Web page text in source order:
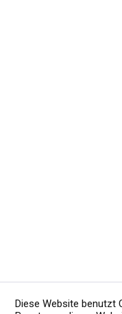
Diese Website benutzt